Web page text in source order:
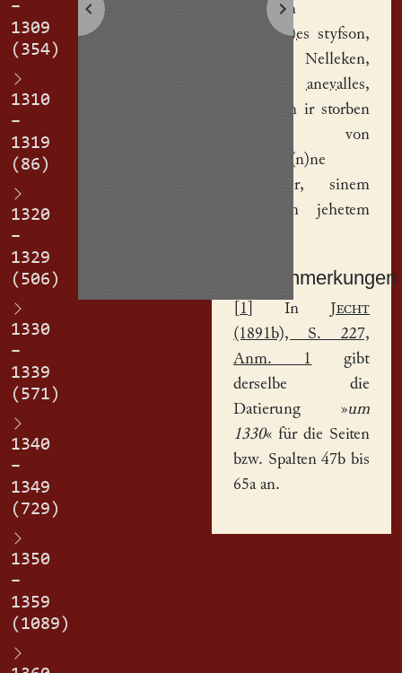
–
1309
(354)
1310
–
1319
(86)
1320
–
1329
(506)
1330
–
1339
(571)
1340
–
1349
(729)
1350
–
1359
(1089)
vorzcigen
Walth(er)es styfson,
genant Nelleken,
alle desanevalles,
der in an ir storben
ist von
Henema(n)ne
Hostether, sinem
vater, in jehetem
Sachanmerkungen
1 ] In Jecht
(1891b), S. 227,
Anm. 1
gibt
derselbe die
Datierung »um
1330« für die Seiten
bzw. Spalten 47b bis
65a an.